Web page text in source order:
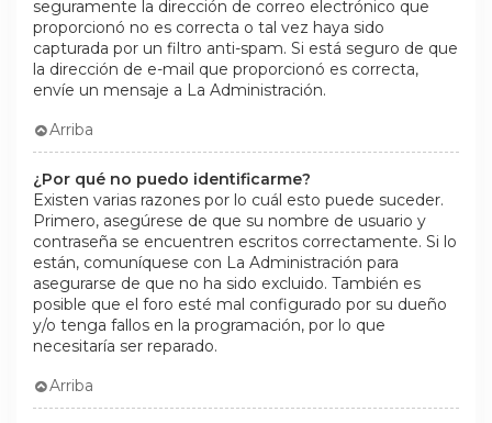
seguramente la dirección de correo electrónico que
proporcionó no es correcta o tal vez haya sido
capturada por un filtro anti-spam. Si está seguro de que
la dirección de e-mail que proporcionó es correcta,
envíe un mensaje a La Administración.
Arriba
¿Por qué no puedo identificarme?
Existen varias razones por lo cuál esto puede suceder.
Primero, asegúrese de que su nombre de usuario y
contraseña se encuentren escritos correctamente. Si lo
están, comuníquese con La Administración para
asegurarse de que no ha sido excluido. También es
posible que el foro esté mal configurado por su dueño
y/o tenga fallos en la programación, por lo que
necesitaría ser reparado.
Arriba